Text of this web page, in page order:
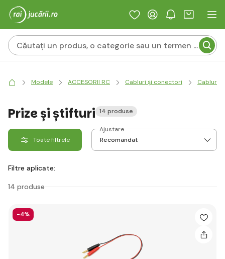
Modele ACCESORII RC Cabluri și conectori Cabluri
Prize și știfturi 14 produse
Toate filtrele
Ajustare
Filtre aplicate:
14 produse
-4%